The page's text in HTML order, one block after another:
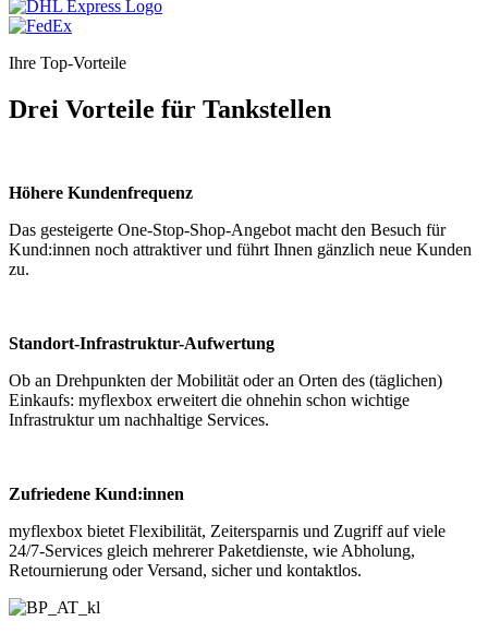
Ihre Top-Vorteile
Drei Vorteile für Tankstellen
Höhere Kundenfrequenz
Das gesteigerte One-Stop-Shop-Angebot macht den Besuch für
Kund:innen noch attraktiver und führt Ihnen gänzlich neue Kunden
zu.
Standort-Infrastruktur-Aufwertung
Ob an Drehpunkten der Mobilität oder an Orten des (täglichen)
Einkaufs: myflexbox erweitert die ohnehin schon wichtige
Infrastruktur um nachhaltige Services.
Zufriedene Kund:innen
myflexbox bietet Flexibilität, Zeitersparnis und Zugriff auf viele
24/7-Services gleich mehrerer Paketdienste, wie Abholung,
Retournierung oder Versand, sicher und kontaktlos.